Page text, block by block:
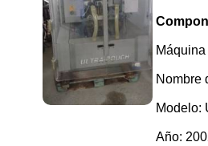
Nombre
Modelo:
Año: